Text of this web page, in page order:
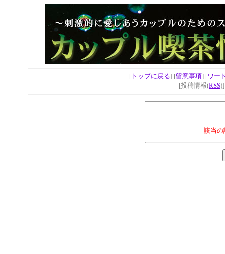
[ トップに戻る] [留意事項] [ワー
[投稿情報(RSS
該当の